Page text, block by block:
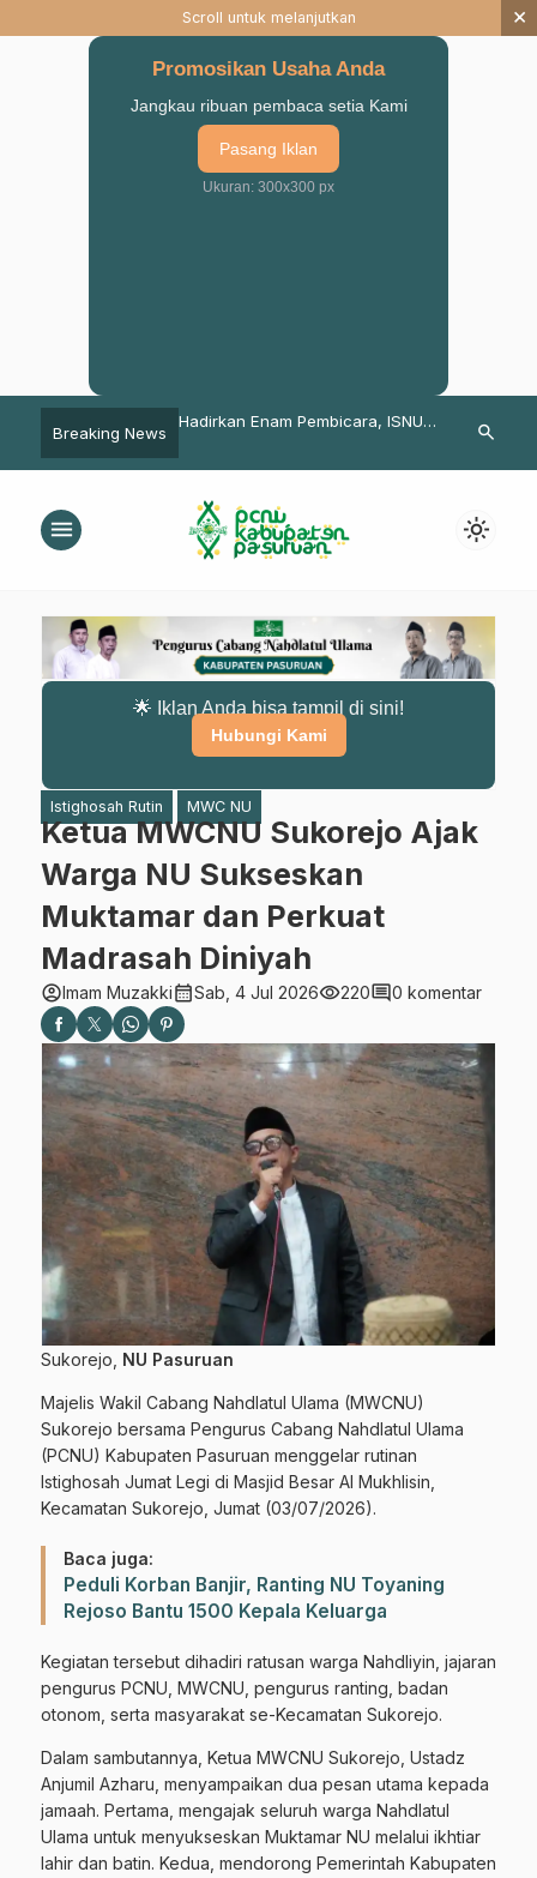
Scroll untuk melanjutkan ×
Promosikan Usaha Anda
Jangkau ribuan pembaca setia Kami
Pasang Iklan
Ukuran: 300x300 px
Breaking News
dan Launcing
Aswaja Jilid II
Hadirkan Enam Pembicara, ISNU
Nasional dan Bedah Buku
Wakil Ketua
Pertanian
search
menu light_mode
🌟 Iklan Anda bisa tampil di sini!
Hubungi Kami
Istighosah Rutin MWC NU
Ketua MWCNU Sukorejo Ajak
Warga NU Sukseskan
Muktamar dan Perkuat
Madrasah Diniyah
account_circleImam Muzakkicalendar_monthSab, 4 Jul 2026visibility220comment0 komentar
Sukorejo, NU Pasuruan
Majelis Wakil Cabang Nahdlatul Ulama (MWCNU)
Sukorejo bersama Pengurus Cabang Nahdlatul Ulama
(PCNU) Kabupaten Pasuruan menggelar rutinan
Istighosah Jumat Legi di Masjid Besar Al Mukhlisin,
Kecamatan Sukorejo, Jumat (03/07/2026).
Baca juga:
Peduli Korban Banjir, Ranting NU Toyaning
Rejoso Bantu 1500 Kepala Keluarga
Kegiatan tersebut dihadiri ratusan warga Nahdliyin, jajaran
pengurus PCNU, MWCNU, pengurus ranting, badan
otonom, serta masyarakat se-Kecamatan Sukorejo.
Dalam sambutannya, Ketua MWCNU Sukorejo, Ustadz
Anjumil Azharu, menyampaikan dua pesan utama kepada
jamaah. Pertama, mengajak seluruh warga Nahdlatul
Ulama untuk menyukseskan Muktamar NU melalui ikhtiar
lahir dan batin. Kedua, mendorong Pemerintah Kabupaten